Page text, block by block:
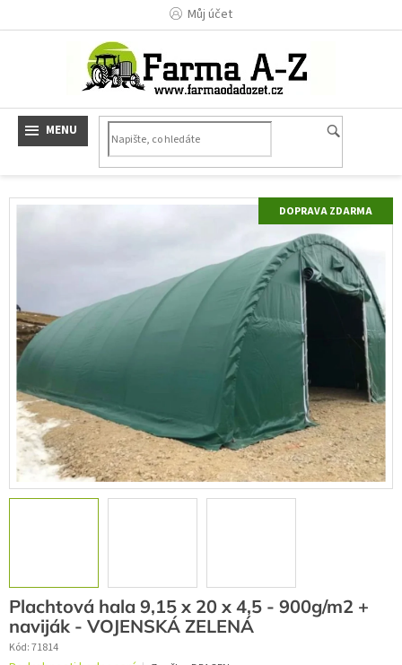
Můj účet
ZDARMA
Plachtová hala 9,15 x 20 x 4,5 - 900g/m2 +
naviják - VOJENSKÁ ZELENÁ
Kód:71814